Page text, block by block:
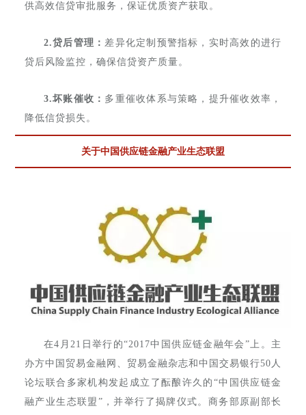
供高效信贷审批服务，保证优质资产获取。
2.贷后管理： 差异化定制预警指标，实时高效的进行
贷后风险监控，确保信贷资产质量。
3.坏账催收： 多重催收体系与策略，提升催收效率，
降低信贷损失。
关于中国供应链金融产业生态联盟
在4月21日举行的“2017中国供应链金融年会”上。主
办方中国贸易金融网、贸易金融杂志和中国交易银行50人
论坛联合多家机构发起成立了酝酿许久的“中国供应链金
融产业生态联盟”，并举行了揭牌仪式。商务部原副部长